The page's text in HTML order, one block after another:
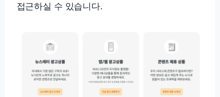
접근하실 수 있습니다.